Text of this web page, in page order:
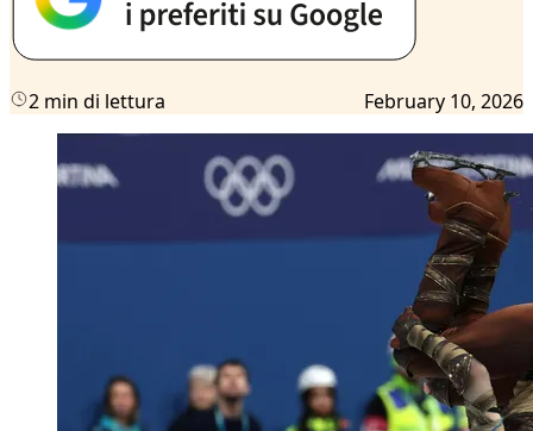
2 min di lettura February 10, 2026